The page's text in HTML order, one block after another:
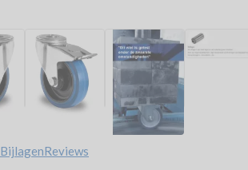
BijlagenReviews